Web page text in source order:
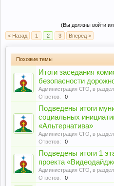
(Вы должны войти
< Назад
1 2 3 Вперёд >
Похожие темы
Итоги заседания
безопасности
Администрация СГО , в
Ответов:
0
Подведены итоги
социальных
«Альтернатива»
Администрация СГО , в
Ответов:
0
Подведены итоги 1
проекта
Администрация СГО , в
Ответов:
0